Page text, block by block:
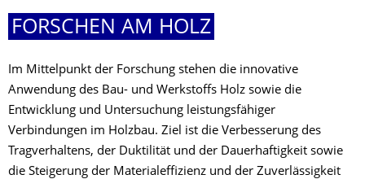
FORSCHEN AM HOLZ
Im Mittelpunkt der Forschung stehen die innovative
Anwendung des Bau- und Werkstoffs Holz sowie die
Entwicklung und Untersuchung leistungsfähiger
Verbindungen im Holzbau. Ziel ist die Verbesserung des
Tragverhaltens, der Duktilität und der Dauerhaftigkeit sowie
die Steigerung der Materialeffizienz und der Zuverlässigkeit